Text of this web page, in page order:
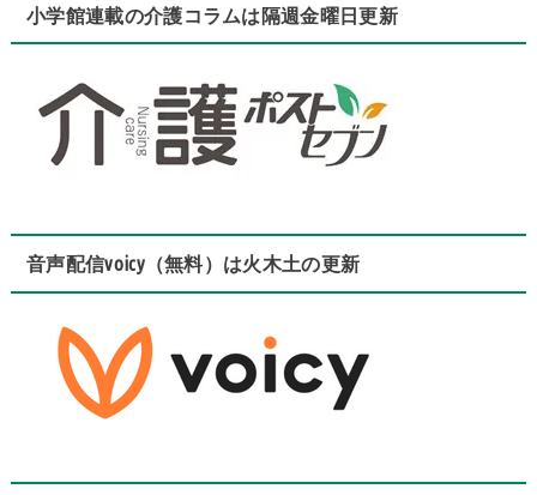
小学館連載の介護コラムは隔週金曜日更新
音声配信voicy（無料）は火木土の更新